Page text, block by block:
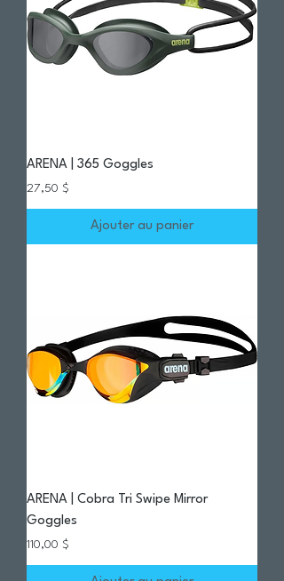
ARENA | 365 Goggles
Prix
27,50 $
Ajouter au panier
ARENA | Cobra Tri Swipe Mirror
Goggles
Prix
110,00 $